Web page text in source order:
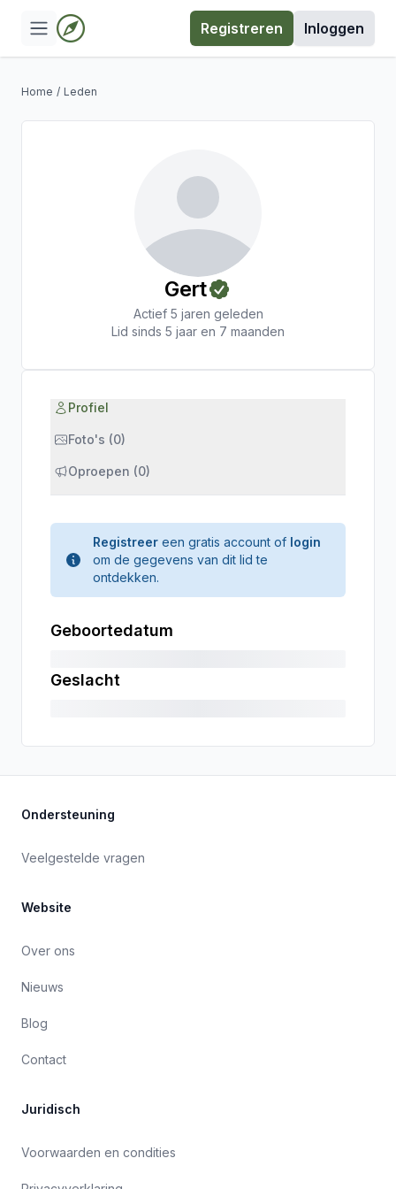
Registreren Inloggen
Home / Leden
Gert
Actief 5 jaren geleden
Lid sinds 5 jaar en 7 maanden
Profiel
Foto's (0)
Oproepen (0)
Registreer een gratis account of login
om de gegevens van dit lid te
ontdekken.
Geboortedatum
Geslacht
Ondersteuning
Veelgestelde vragen
Website
Over ons
Nieuws
Blog
Contact
Juridisch
Voorwaarden en condities